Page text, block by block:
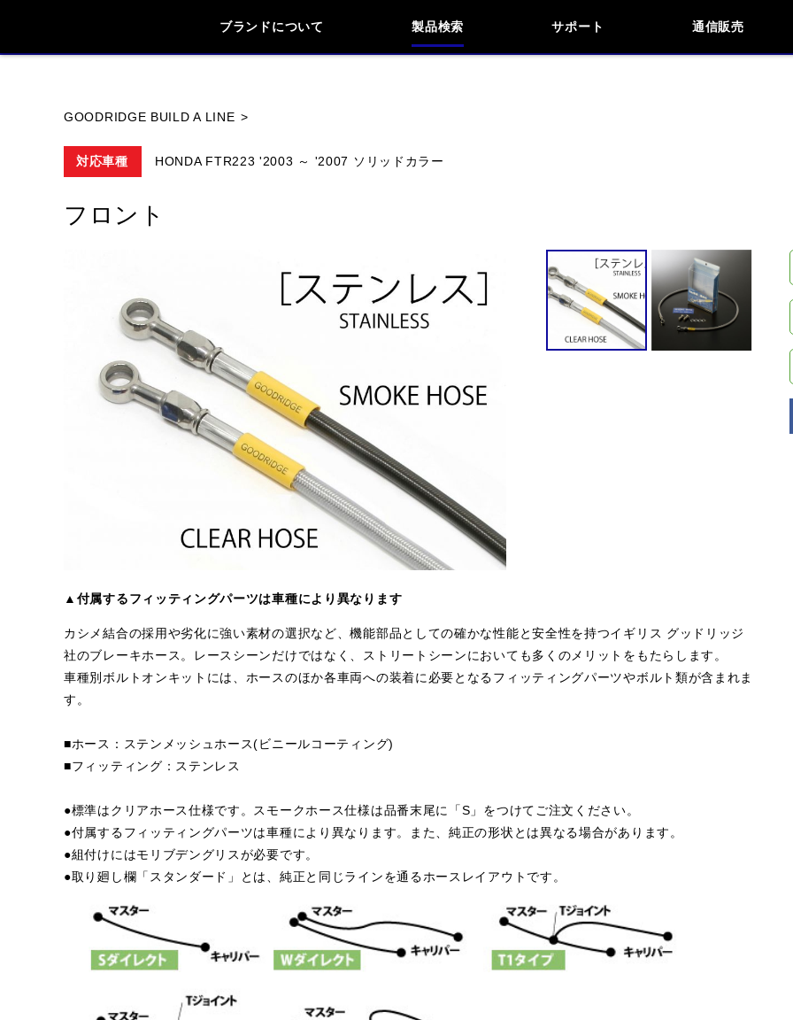
ブランドについて 製品検索 サポート 通信販売
閉じる
GOODRIDGE BUILD A LINE
対応車種 HONDA FTR223 '2003 ～ '2007 ソリッドカラー
フロント
▲付属するフィッティングパーツは車種により異なります
カシメ結合の採用や劣化に強い素材の選択など、機能部品としての確かな性能と安全性を持つイギリス グッドリッジ
社のブレーキホース。レースシーンだけではなく、ストリートシーンにおいても多くのメリットをもたらします。
車種別ボルトオンキットには、ホースのほか各車両への装着に必要となるフィッティングパーツやボルト類が含まれま
す。
■ホース：ステンメッシュホース(ビニールコーティング)
■フィッティング：ステンレス
●標準はクリアホース仕様です。スモークホース仕様は品番末尾に「S」をつけてご注文ください。
●付属するフィッティングパーツは車種により異なります。また、純正の形状とは異なる場合があります。
●組付けにはモリブデングリスが必要です。
●取り廻し欄「スタンダード」とは、純正と同じラインを通るホースレイアウトです。